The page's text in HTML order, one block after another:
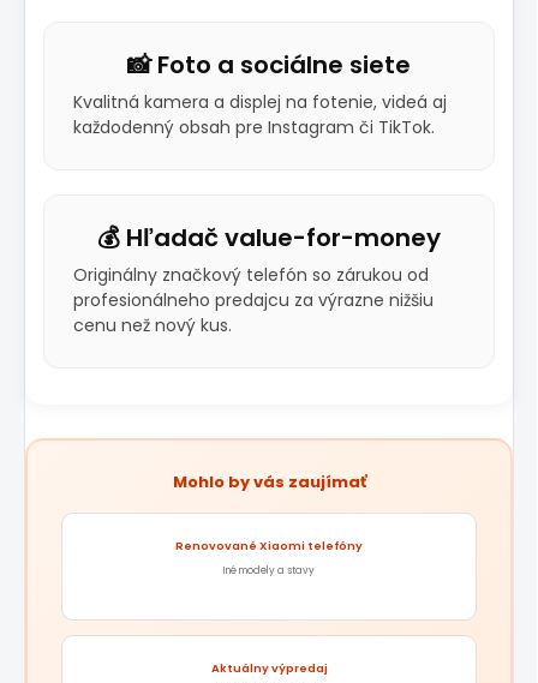
📸 Foto a sociálne siete
Kvalitná kamera a displej na fotenie, videá aj
každodenný obsah pre Instagram či TikTok.
💰 Hľadač value-for-money
Originálny značkový telefón so zárukou od
profesionálneho predajcu za výrazne nižšiu
cenu než nový kus.
Mohlo by vás zaujímať
Renovované Xiaomi telefóny
Iné modely a stavy
Aktuálny výpredaj